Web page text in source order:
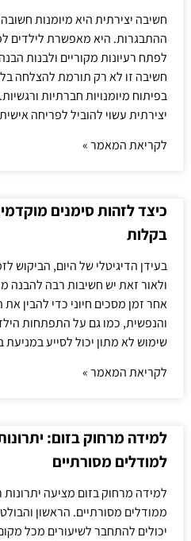
חשיבה יצירתית היא מיומנות
ההתבגרות. היא מאפשרת לילדים
לפתח רעיונות מקוריים ולבנות
חשיבה זו לא רק תורמת להצלחה
בפיתוח מיומנויות חברתיות
יצירתית עשוי להוביל לפריחה
לקריאת המאמר »
כיצד לזהות סימנים
בקלות
בעידן הדיגיטלי של היום, הביקוש
ולאור זאת יש חשיבות רבה
אחר זמן מסכים חיוני כדי להבין
והנפשית, כמו גם על התפתחות
שימוש לא מתון יכול לסייע במניעת
לקריאת המאמר »
למידה מרחוק בזום:
למודלים מסורתיים
למידה מרחוק בזום מציעה
ממודלים מסורתיים. הראשון
יכולים להתחבר לשיעורים מכל